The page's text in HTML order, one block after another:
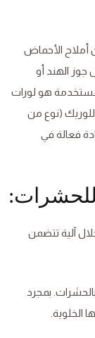
أملاح الأحماض
جوز الهند أو
هو لورات
(نوع من
فعالة في
للحشرات:
آلية تتضمن
بمجرد
الخلوية.